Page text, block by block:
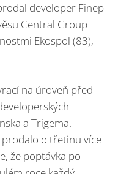
developer Finep
Central Group
Ekospol (83),
na úroveň před
a Trigema.
o třetinu více
že poptávka po